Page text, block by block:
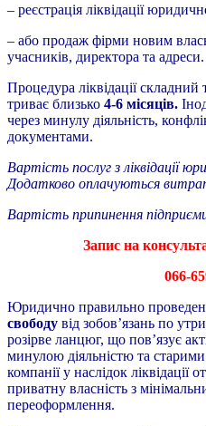
– реєстрація ліквідації
– або продаж фірми новим
учасників, директора та адреси.
Процедура ліквідації
триває близько 4-6 місяців.
через минулу діяльність,
документами.
Вартість послуг з ліквідації
Додатково оплачуються
Вартість припинення
Запис на
066-
Юридично правильно проведена
свободу від зобов’язань по
розірве ланцюг, що пов’язує
минулою діяльністю та
компанії у наслідок
приватну власність з
переоформлення.